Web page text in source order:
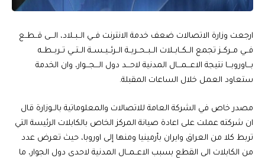
ارﺟﻌﺖ وزارة اﻻﺗﺼﺎﻻت ﺿﻌﻒ ﺧﺪﻣﺔ اﻻﻧﺘﺮﻧﺖ ﻓــﻲ اﻟــﺒــﻼد، اﻟـــﻰ ﻗــﻄــﻊ
ﻓــﻲ ﻣــﺮﻛــﺰ ﺗﺠﻤﻊ اﻟــﻜــﺎﺑــﻼت اﻟــﺒــﺤــﺮﻳــﺔ اﻟــﺮﺋــﻴــﺴــﺔ اﻟــﺘــﻲ ﺗــﺮﺑــﻄــﻪ
ﺑـــﺎوروﺑـــﺎ ﻧﺘﻴﺠﺔ اﻻﻋـــﻤـــﺎل المدنية ﻻﺣـــﺪ دول اﻟـــﺠـــﻮار، وان اﻟﺨﺪﻣﺔ
ﺳﺘﻌﺎود اﻟﻌﻤﻞ ﺧﻼل اﻟﺴﺎﻋﺎت المقبلة.
ﻣﺼﺪر ﺧﺎص ﻓﻲ اﻟﺸﺮﻛﺔ اﻟﻌﺎﻣﺔ للاتصالات والمعلوماتية ﺑﺎﻟــﻮزارة ﻗﺎل
ان ﺷﺮﻛﺘﻪ ﻋﻤﻠﺖ ﻋﻠﻰ اﻋﺎدة ﺻﻴﺎﻧﺔ المركز اﻟﺨﺎص ﺑﺎﻟﻜﺎﺑﻼت اﻟﺮﺋﻴﺴﺔ اﻟﺘﻲ
ﺗﺮﺑﻂ ﻛﻼ ﻣﻦ اﻟﻌﺮاق واﻳﺮان ﺑﺄرﻣﻴﻨﻴﺎ وﻣﻨﻬﺎ إﻟﻰ اوروﺑﺎ، ﺣﻴﺚ ﺗﻌﺮض ﻋﺪد
ﻣﻦ اﻟﻜﺎﺑﻼت اﻟﻰ اﻟﻘﻄﻊ ﺑﺴﺒﺐ اﻻﻋــﻤــﺎل المدنية ﻻﺣﺪى دول اﻟﺠﻮار، ﻣﺎ